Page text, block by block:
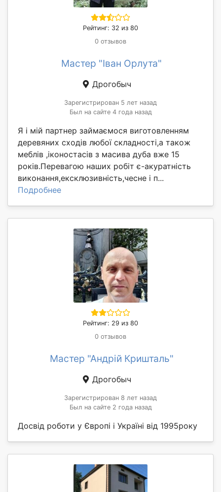
Рейтинг: 32 из 80
0 отзывов
Мастер "Іван Орлута"
Дрогобыч
Зарегистрирован 5 лет назад
Был на сайте 4 года назад
Я і мій партнер займаємося виготовленням
деревяних сходів любої складності,а також
меблів ,іконостасів з масива дуба вже 15
років.Перевагою наших робіт є-акуратність
виконання,ексклюзивність,чесне і п...
Подробнее
Рейтинг: 29 из 80
0 отзывов
Мастер "Андрій Кришталь"
Дрогобыч
Зарегистрирован 8 лет назад
Был на сайте 2 года назад
Досвід роботи у Європі і Україні від 1995року